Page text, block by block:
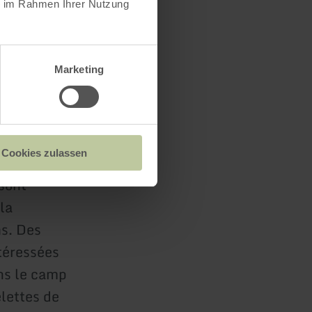
Rahmen Ihrer Nutzung
Marketing
Cookies zulassen
le
Des
le camp
de